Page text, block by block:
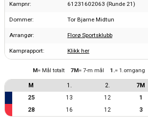
Kampnr: 61231602063 (Runde 21)
Dommer: Tor Bjarne Midtun
Arrangør: Florø Sportsklubb
Kamprapport: Klikk her
M 1. 2. 7M
M= Mål totalt 7M= 7-m mål 1.= 1.omgang
25 13 12 1
28
16 12 3